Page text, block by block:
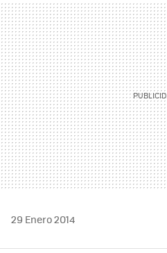
29 Enero 2014